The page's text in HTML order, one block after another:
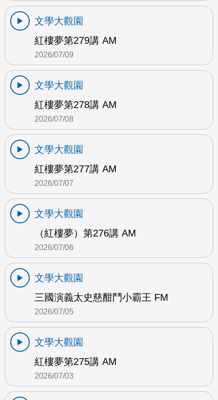
文學大觀園
紅樓夢第279講 AM
2026/07/09
文學大觀園
紅樓夢第278講 AM
2026/07/08
文學大觀園
紅樓夢第277講 AM
2026/07/07
文學大觀園
（紅樓夢）第276講 AM
2026/07/06
文學大觀園
三國演義太史慈酣鬥小霸王 FM
2026/07/05
文學大觀園
紅樓夢第275講 AM
2026/07/03